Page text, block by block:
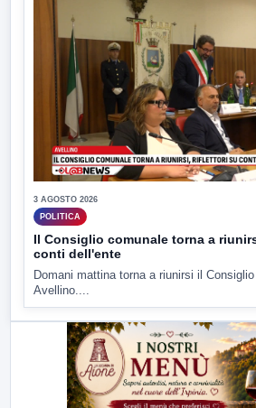
3 AGOSTO 2026
POLITICA
Il Consiglio comunale torna a
conti dell'ente
Domani mattina torna a riunirsi il
Avellino....